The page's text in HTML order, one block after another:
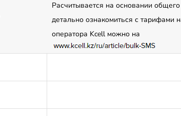
Расчитывается на основании
детально ознакомиться с тарифами
оператора Kcell можно на